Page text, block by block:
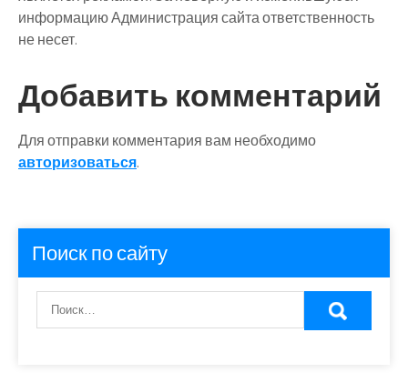
информацию Администрация сайта ответственность
не несет.
Добавить комментарий
Для отправки комментария вам необходимо
авторизоваться.
Поиск по сайту